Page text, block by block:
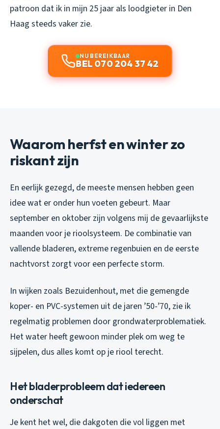
patroon dat ik in mijn 25 jaar als loodgieter in Den
Haag steeds vaker zie.
NU BEREIKBAAR
BEL 070 204 37 42
Waarom herfst en winter zo
riskant zijn
En eerlijk gezegd, de meeste mensen hebben geen
idee wat er onder hun voeten gebeurt. Maar
september en oktober zijn volgens mij de gevaarlijkste
maanden voor je rioolsysteem. De combinatie van
vallende bladeren, extreme regenbuien en de eerste
nachtvorst zorgt voor een perfecte storm.
In wijken zoals Bezuidenhout, met die gemengde
koper- en PVC-systemen uit de jaren ’50-’70, zie ik
regelmatig problemen door grondwaterproblematiek.
Het water heeft gewoon minder plek om weg te
sijpelen, dus alles komt op je riool terecht.
Het bladerprobleem dat iedereen
onderschat
Je kent het wel, die dakgoten die vol liggen met